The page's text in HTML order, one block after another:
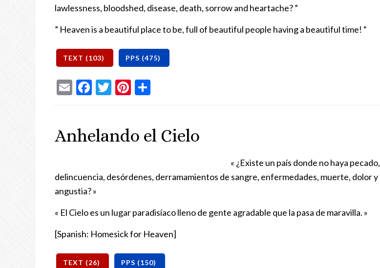
lawlessness, bloodshed, disease, death, sorrow and heartache? ”
” Heaven is a beautiful place to be, full of beautiful people having a beautiful time! “
EmailFacebook
TwitterPinterest
Anhelando el Cielo
« ¿Existe un país donde no haya pecado,
delincuencia, desórdenes, derramamientos de sangre, enfermedades, muerte, dolor y
angustia? »
« El Cielo es un lugar paradisíaco lleno de gente agradable que la pasa de maravilla. »
[Spanish: Homesick for Heaven]